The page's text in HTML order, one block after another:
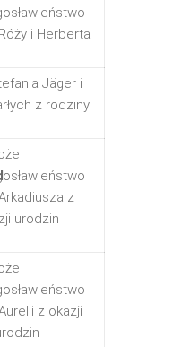
i Herberta
Jäger i
z rodziny
z
urodzin
z okazji